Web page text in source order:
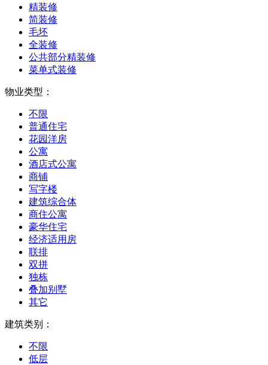
精装修
简装修
毛坯
全装修
公共部分精装修
菜单式装修
物业类型：
不限
普通住宅
花园洋房
公寓
酒店式公寓
商铺
写字楼
建筑综合体
商住公寓
豪华住宅
经济适用房
联排
双拼
独栋
叠加别墅
其它
建筑类别：
不限
低层